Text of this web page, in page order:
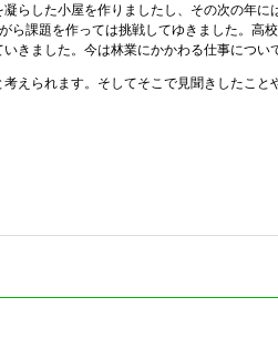
らした小屋を作りましたし、その次の年
課題を作っては挑戦してゆきました。高
きました。今は林業にかかわる仕事につい
えられます。そしてそこで見聞きしたこと